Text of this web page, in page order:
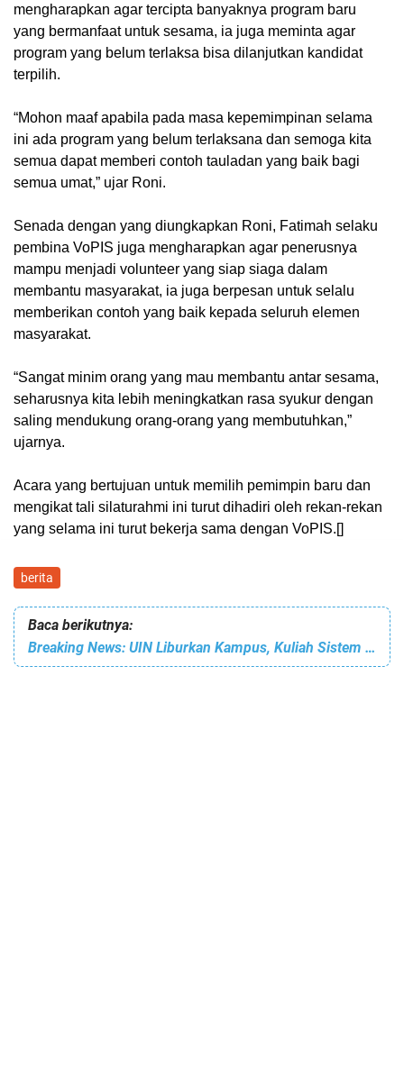
mengharapkan agar tercipta banyaknya program baru
yang bermanfaat untuk sesama, ia juga meminta agar
program yang belum terlaksa bisa dilanjutkan kandidat
terpilih.
“Mohon maaf apabila pada masa kepemimpinan selama
ini ada program yang belum terlaksana dan semoga kita
semua dapat memberi contoh tauladan yang baik bagi
semua umat,” ujar Roni.
Senada dengan yang diungkapkan Roni, Fatimah selaku
pembina VoPIS juga mengharapkan agar penerusnya
mampu menjadi volunteer yang siap siaga dalam
membantu masyarakat, ia juga berpesan untuk selalu
memberikan contoh yang baik kepada seluruh elemen
masyarakat.
“Sangat minim orang yang mau membantu antar sesama,
seharusnya kita lebih meningkatkan rasa syukur dengan
saling mendukung orang-orang yang membutuhkan,”
ujarnya.
Acara yang bertujuan untuk memilih pemimpin baru dan
mengikat tali silaturahmi ini turut dihadiri oleh rekan-rekan
yang selama ini turut bekerja sama dengan VoPIS.[]
berita
Baca berikutnya:
Breaking News: UIN Liburkan Kampus, Kuliah Sistem Online!